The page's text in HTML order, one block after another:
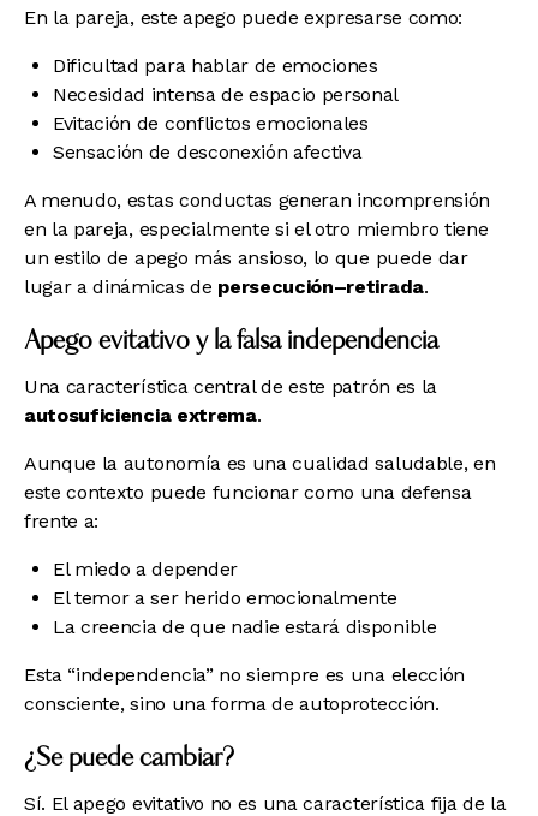
En la pareja, este apego puede expresarse como:
Dificultad para hablar de emociones
Necesidad intensa de espacio personal
Evitación de conflictos emocionales
Sensación de desconexión afectiva
A menudo, estas conductas generan incomprensión
en la pareja, especialmente si el otro miembro tiene
un estilo de apego más ansioso, lo que puede dar
lugar a dinámicas de persecución–retirada.
Apego evitativo y la falsa independencia
Una característica central de este patrón es la
autosuficiencia extrema.
Aunque la autonomía es una cualidad saludable, en
este contexto puede funcionar como una defensa
frente a:
El miedo a depender
El temor a ser herido emocionalmente
La creencia de que nadie estará disponible
Esta “independencia” no siempre es una elección
consciente, sino una forma de autoprotección.
¿Se puede cambiar?
Sí. El apego evitativo no es una característica fija de la